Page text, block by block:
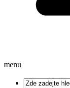
menu